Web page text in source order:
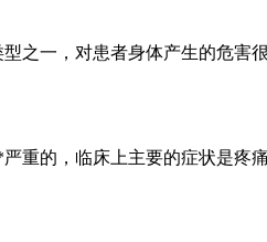
之一，对患者身体产生的危
重的，临床上主要的症状是疼